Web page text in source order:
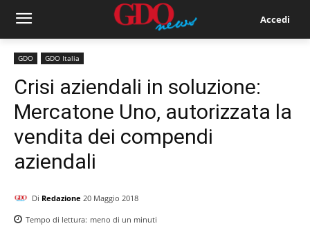
Accedi
GDO GDO Italia
Crisi aziendali in soluzione:
Mercatone Uno, autorizzata la
vendita dei compendi
aziendali
Di Redazione 20 Maggio 2018
Tempo di lettura: meno di un minuti